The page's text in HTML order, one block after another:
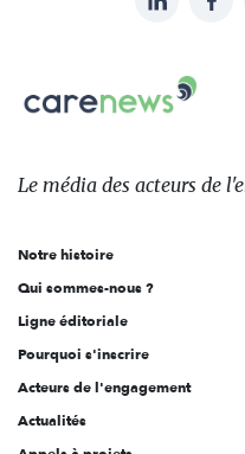
sur:
Carenews,
Le
des
l'engagement
Le média des acteurs de
Notre histoire
Qui sommes-nous ?
Ligne éditoriale
Pourquoi s'inscrire
Acteurs de l'engagement
Actualités